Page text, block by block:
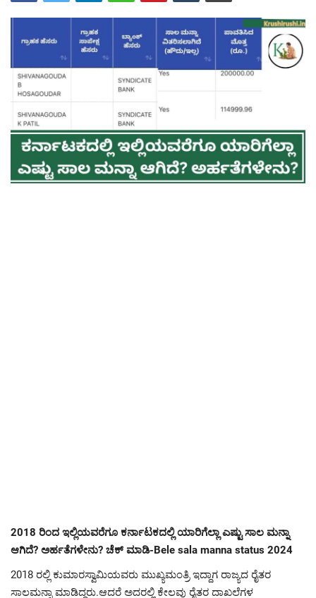
2018 ರಿಂದ ಇಲ್ಲಿಯವರೆಗೂ ಕರ್ನಾಟಕದಲ್ಲಿ ಯಾರಿಗೆಲ್ಲಾ ಎಷ್ಟು ಸಾಲ ಮನ್ನಾ
ಆಗಿದೆ? ಅರ್ಹತೆಗಳೇನು? ಚೆಕ್ ಮಾಡಿ-Bele sala manna status 2024
2018 ರಲ್ಲಿ ಕುಮಾರಸ್ವಾಮಿಯವರು ಮುಖ್ಯಮಂತ್ರಿ ಇದ್ದಾಗ ರಾಜ್ಯದ ರೈತರ
ಸಾಲಮನ್ನಾ ಮಾಡಿದ್ದರು.ಆದರೆ ಅದರಲ್ಲಿ ಕೇಲವು ರೈತರ ದಾಖಲೆಗಳ